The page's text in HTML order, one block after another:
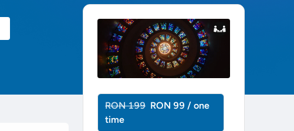
RON 199 RON 99 / one
time